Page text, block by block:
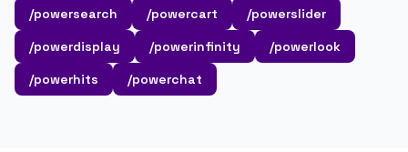
/powersearch /powercart
/powerslider
/powerdisplay
/powerinfinity
/powerlook
/powerhits
/powerchat